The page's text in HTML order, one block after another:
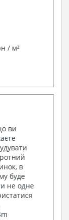
/ м²
ви
в
буде
не одне